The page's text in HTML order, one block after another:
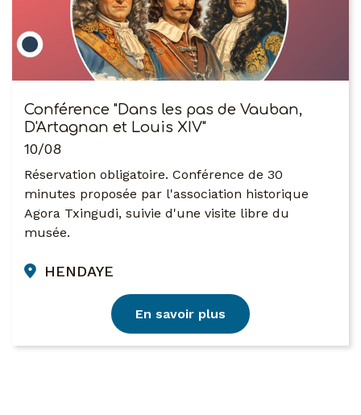
Conférence "Dans les pas de Vauban,
D'Artagnan et Louis XIV"
10/08
Réservation obligatoire. Conférence de 30
minutes proposée par l'association historique
Agora Txingudi, suivie d'une visite libre du
musée.
HENDAYE
En savoir plus